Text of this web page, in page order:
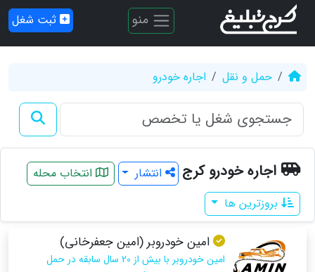
منو ثبت شغل
حمل و نقل اجاره خودرو
اجاره خودرو کرج انتشار
انتخاب محله
بروزترین ها
امین خودروبر (امین جعفرخانی)
امین خودروبر با بیش از 20 سال سابقه در حمل